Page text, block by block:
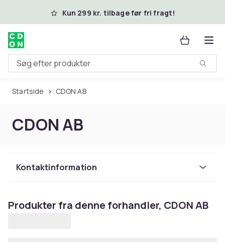
Spring til hovedindhold
Kun 299 kr. tilbage før fri fragt!
Søg efter produkter
Startside CDON AB
CDON AB
Kontaktinformation
Produkter fra denne forhandler, CDON AB